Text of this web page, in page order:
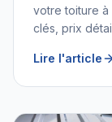
votre toiture à
clés, prix
Lire l'article